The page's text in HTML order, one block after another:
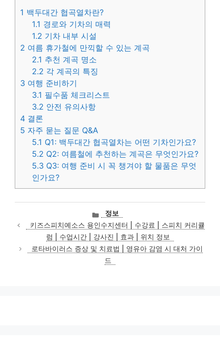
1 백두대간 협곡열차란?
1.1 경로와 기차의 매력
1.2 기차 내부 시설
2 여름 휴가철에 만끽할 수 있는 계곡
2.1 추천 계곡 명소
2.2 각 계곡의 특징
3 여행 준비하기
3.1 필수품 체크리스트
3.2 안전 유의사항
4 결론
5 자주 묻는 질문 Q&A
5.1 Q1: 백두대간 협곡열차는 어떤 기차인가요?
5.2 Q2: 여름철에 추천하는 계곡은 무엇인가요?
5.3 Q3: 여행 준비 시 꼭 챙겨야 할 물품은 무엇
인가요?
카
테
고
리
정보
키즈스피치예소스 용인수지센터 | 수강료 | 스피치 커리큘
럼 | 수업시간 | 강사진 | 효과 | 위치 정보
로타바이러스 증상 및 치료법 | 영유아 감염 시 대처 가이
드